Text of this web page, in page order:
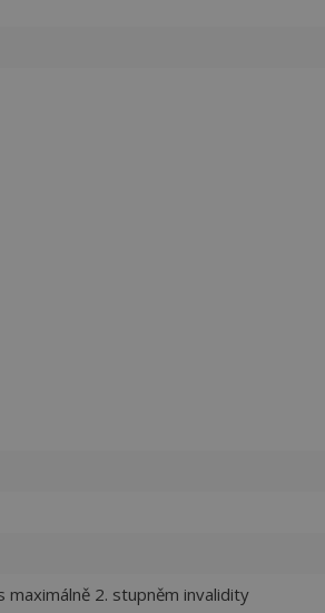
maximálně 2. stupněm invalidity